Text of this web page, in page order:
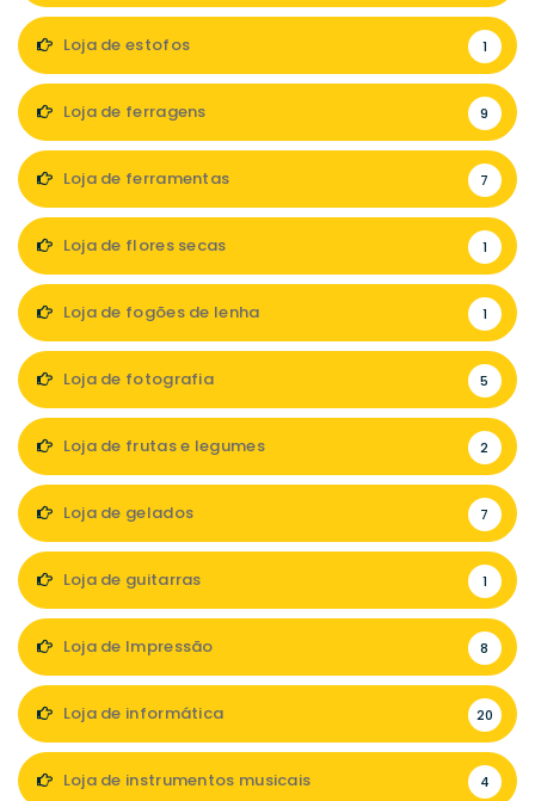
Loja de estofos 1
Loja de ferragens 9
Loja de ferramentas 7
Loja de flores secas 1
Loja de fogões de lenha 1
Loja de fotografia 5
Loja de frutas e legumes 2
Loja de gelados 7
Loja de guitarras 1
Loja de Impressão 8
Loja de informática 20
Loja de instrumentos musicais 4